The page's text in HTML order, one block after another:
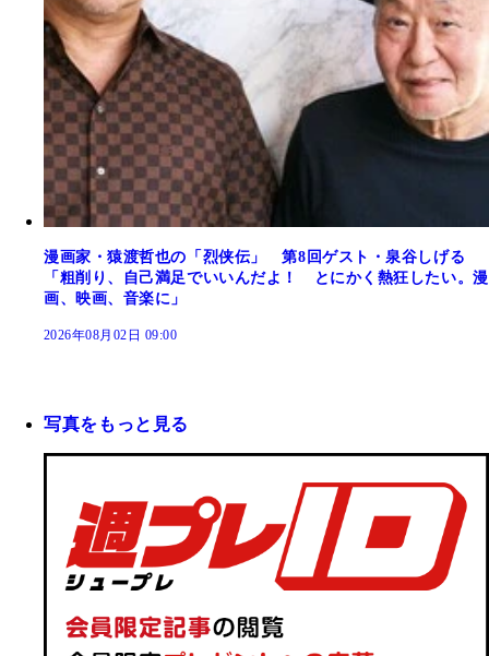
漫画家・猿渡哲也の「烈侠伝」 第8回ゲスト・泉谷しげる
「粗削り、自己満足でいいんだよ！ とにかく熱狂したい。漫
画、映画、音楽に」
2026年08月02日 09:00
写真をもっと見る